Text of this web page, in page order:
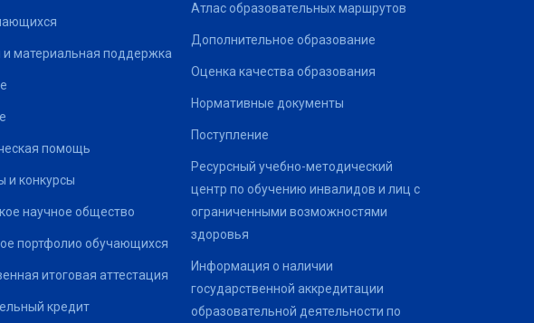
и материальная поддержка
помощь
и конкурсы
научное общество
портфолио обучающихся
итоговая аттестация
кредит
Атлас образовательных маршрутов
Дополнительное образование
Оценка качества образования
Нормативные документы
Поступление
Ресурсный учебно-методический
центр по обучению инвалидов и лиц с
ограниченными возможностями
здоровья
Информация о наличии
государственной аккредитации
образовательной деятельности по